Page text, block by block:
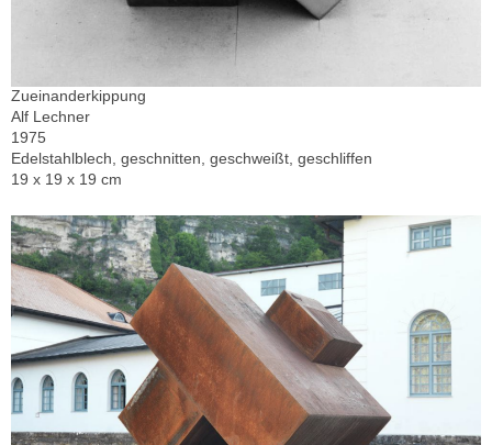
Zueinanderkippung
Alf Lechner
1975
Edelstahlblech, geschnitten, geschweißt, geschliffen
19 x 19 x 19 cm